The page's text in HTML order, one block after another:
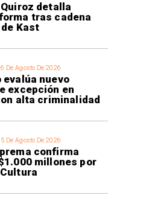
detalla
tras cadena
Kast
6 De Agosto De 2026
evalúa nuevo
excepción en
alta criminalidad
5 De Agosto De 2026
confirma
millones por